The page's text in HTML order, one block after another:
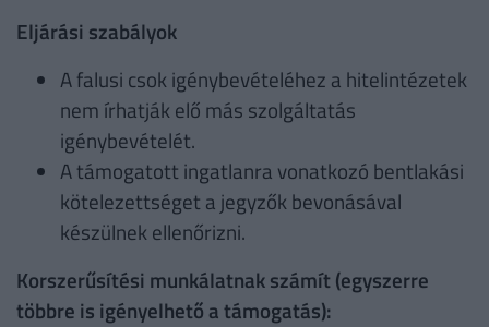
Eljárási szabályok
A falusi csok igénybevételéhez a hitelintézetek
nem írhatják elő más szolgáltatás
igénybevételét.
A támogatott ingatlanra vonatkozó bentlakási
kötelezettséget a jegyzők bevonásával
készülnek ellenőrizni.
Korszerűsítési munkálatnak számít (egyszerre
többre is igényelhető a támogatás):